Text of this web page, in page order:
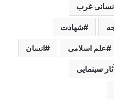
غرب
شهادت
علم اسلامی انسان
سینمایی